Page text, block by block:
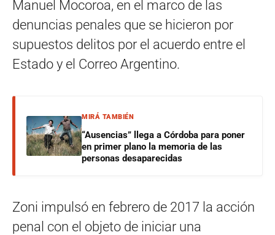
Manuel Mocoroa, en el marco de las
denuncias penales que se hicieron por
supuestos delitos por el acuerdo entre el
Estado y el Correo Argentino.
MIRÁ TAMBIÉN
“Ausencias” llega a Córdoba para poner
en primer plano la memoria de las
personas desaparecidas
Zoni impulsó en febrero de 2017 la acción
penal con el objeto de iniciar una